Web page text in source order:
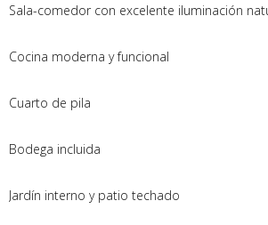
Sala-comedor con excelente iluminación
Cocina moderna y funcional
Cuarto de pila
Bodega incluida
Jardín interno y patio techado